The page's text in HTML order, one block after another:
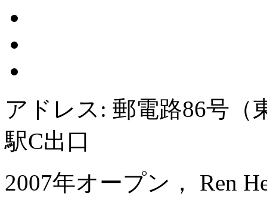
アドレス: 郵電路86号（
駅C出口
2007年オープン， Ren